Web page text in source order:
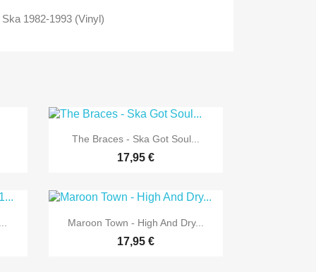
1982-1993 (Vinyl)
 Vorschau
The Braces - Ska Got Soul...
17,95 €
 Vorschau
Maroon Town - High And Dry...
17,95 €